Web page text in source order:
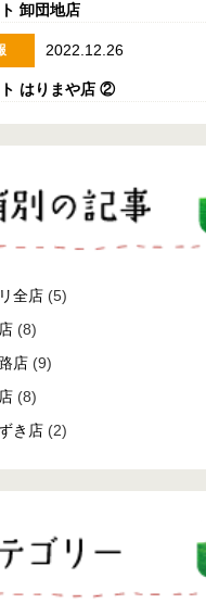
卸団地店
2022.12.26
はりまや店 ②
全店 (5)
(8)
店 (9)
(8)
き店 (2)